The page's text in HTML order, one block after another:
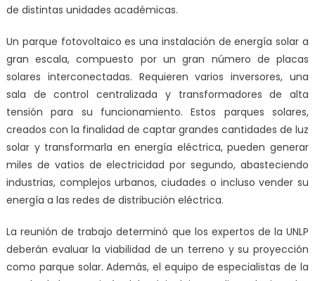
de distintas unidades académicas.
Un parque fotovoltaico es una instalación de energía solar a
gran escala, compuesto por un gran número de placas
solares interconectadas. Requieren varios inversores, una
sala de control centralizada y transformadores de alta
tensión para su funcionamiento. Estos parques solares,
creados con la finalidad de captar grandes cantidades de luz
solar y transformarla en energía eléctrica, pueden generar
miles de vatios de electricidad por segundo, abasteciendo
industrias, complejos urbanos, ciudades o incluso vender su
energía a las redes de distribución eléctrica.
La reunión de trabajo determinó que los expertos de la UNLP
deberán evaluar la viabilidad de un terreno y su proyección
como parque solar. Además, el equipo de especialistas de la